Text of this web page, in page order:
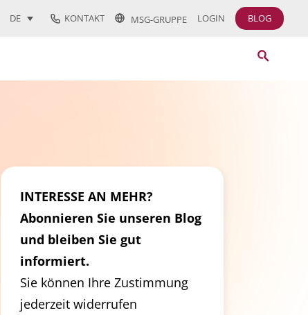
DE KONTAKT MSG-GRUPPE LOGIN BLOG
INTERESSE AN MEHR?
Abonnieren Sie unseren Blog
und bleiben Sie gut
informiert.
Sie können Ihre Zustimmung
jederzeit widerrufen